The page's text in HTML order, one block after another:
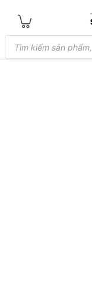
Tìm
kiếm
sản